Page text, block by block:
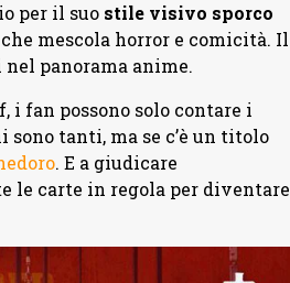
per il suo stile visivo sporco
mescola horror e comicità. Il
panorama anime.
fan possono solo contare i
tanti, ma se c’è un titolo
. E a giudicare
le carte in regola per diventare